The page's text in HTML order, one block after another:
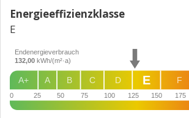
Energie­effizienz­klasse
E
0 25 50 75 100 125 150 175
F
D
C
B
A
A+ E
Endenergieverbrauch
132,00kWh/(m²·a)